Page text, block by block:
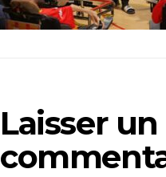
Laisser un